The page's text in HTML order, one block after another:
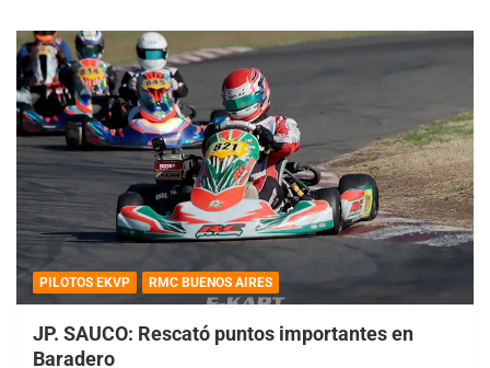
PILOTOS EKVP RMC BUENOS AIRES
JP. SAUCO: Rescató puntos importantes en
Baradero